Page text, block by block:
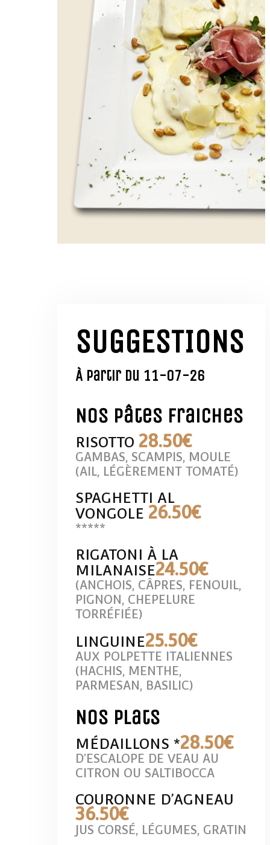
SUGGESTIONS
À partir du 11-07-26
Nos pâtes fraiches
RISOTTO 28.50€
GAMBAS, SCAMPIS, MOULE
(AIL, LÉGÈREMENT TOMATÉ)
SPAGHETTI AL
VONGOLE 26.50€
*****
RIGATONI À LA
MILANAISE24.50€
(ANCHOIS, CÂPRES, FENOUIL,
PIGNON, CHEPELURE
TORRÉFIÉE)
LINGUINE25.50€
AUX POLPETTE ITALIENNES
(HACHIS, MENTHE,
PARMESAN, BASILIC)
Nos plats
MÉDAILLONS *28.50€
D’ESCALOPE DE VEAU AU
CITRON OU SALTIBOCCA
COURONNE D’AGNEAU
36.50€
JUS CORSÉ, LÉGUMES, GRATIN